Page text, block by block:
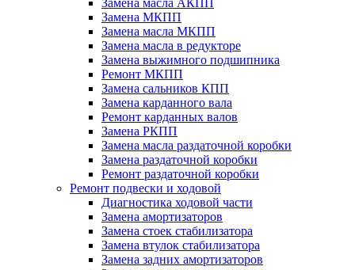
Замена масла АКПП
Замена МКПП
Замена масла МКПП
Замена масла в редукторе
Замена выжимного подшипника
Ремонт МКПП
Замена сальников КПП
Замена карданного вала
Ремонт карданных валов
Замена РКПП
Замена масла раздаточной коробки
Замена раздаточной коробки
Ремонт раздаточной коробки
Ремонт подвески и ходовой
Диагностика ходовой части
Замена амортизаторов
Замена стоек стабилизатора
Замена втулок стабилизатора
Замена задних амортизаторов